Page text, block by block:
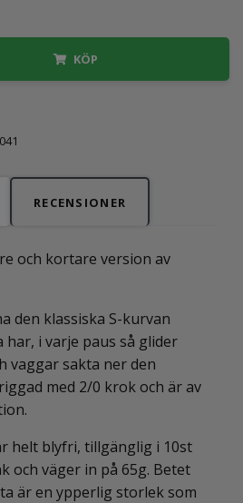
KÖP
RECENSIONER
och kortare version av
den klassiska S-kurvan
i varje paus så glider
vaggar sakta ner den
med 2/0 krok och är av
helt blyfri, tillgänglig i 10st
och väger in på 65g. Betet
är en ypperlig storlek som